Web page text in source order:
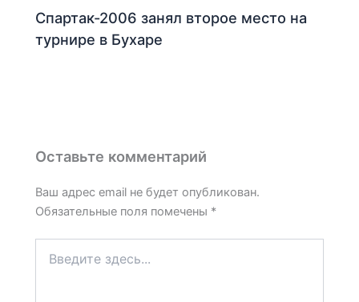
Спартак-2006 занял второе место на
турнире в Бухаре
Оставьте комментарий
Ваш адрес email не будет опубликован.
Обязательные поля помечены *
здесь...